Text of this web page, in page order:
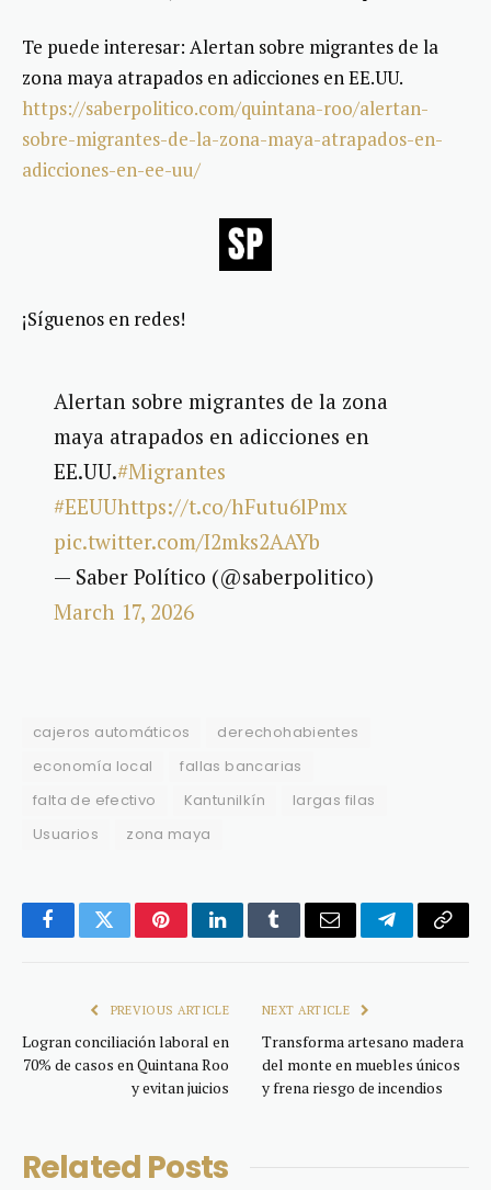
Te puede interesar: Alertan sobre migrantes de la
zona maya atrapados en adicciones en EE.UU.
https://saberpolitico.com/quintana-roo/alertan-
sobre-migrantes-de-la-zona-maya-atrapados-en-
adicciones-en-ee-uu/
¡Síguenos en redes!
Alertan sobre migrantes de la zona
maya atrapados en adicciones en
EE.UU.#Migrantes
#EEUUhttps://t.co/hFutu6lPmx
pic.twitter.com/I2mks2AAYb
— Saber Político (@saberpolitico)
March 17, 2026
cajeros automáticos
derechohabientes
economía local
fallas bancarias
falta de efectivo
Kantunilkín
largas filas
Usuarios
zona maya
FacebookTwitterPinterestLinkedInTumblrEmail TelegramCopy
PREVIOUS ARTICLE
Logran conciliación laboral en
70% de casos en Quintana Roo
y evitan juicios
NEXT ARTICLE
Transforma artesano madera
del monte en muebles únicos
y frena riesgo de incendios
Related Posts